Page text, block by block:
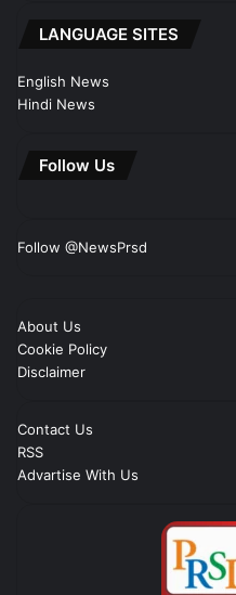
LANGUAGE SITES
English News
Hindi News
Follow Us
Follow @NewsPrsd
About Us
Cookie Policy
Disclaimer
Contact Us
RSS
Advartise With Us